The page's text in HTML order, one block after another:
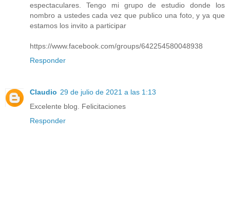
espectaculares. Tengo mi grupo de estudio donde los
nombro a ustedes cada vez que publico una foto, y ya que
estamos los invito a participar
https://www.facebook.com/groups/642254580048938
Responder
Claudio 29 de julio de 2021 a las 1:13
Excelente blog. Felicitaciones
Responder